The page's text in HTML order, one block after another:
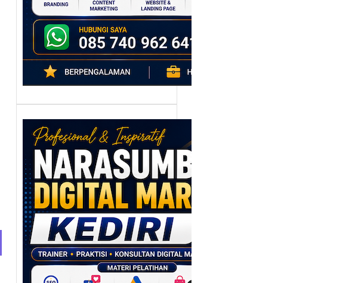
Narasumber
Digital Marketing
Kediri: Membangun
Strategi
Pemasaran
Berbasis Data
untuk Bisnis yang
Bertumbuh